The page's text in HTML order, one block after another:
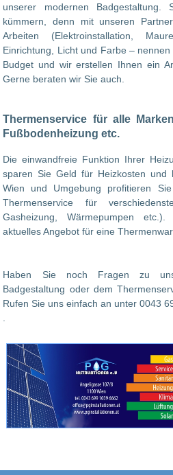
unserer modernen
kümmern, denn mit unseren
Arbeiten (Elektroinstallation,
Einrichtung, Licht und Farbe –
Budget und wir erstellen Ihnen ein
Gerne beraten wir Sie auch.
Thermenservice für alle
Fußbodenheizung etc.
Die einwandfreie Funktion Ihrer
sparen Sie Geld für Heizkosten und
Wien und Umgebung profitieren
Thermenservice für
Gasheizung, Wärmepumpen
aktuelles Angebot für eine
Haben Sie noch Fragen zu
Badgestaltung oder dem
Rufen Sie uns einfach an unter 0043